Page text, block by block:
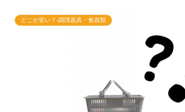
どこが安い？-調理器具・食器類